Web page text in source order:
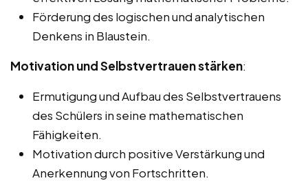
Förderung des logischen und analytischen
Denkens in Blaustein.
Motivation und Selbstvertrauen stärken:
Ermutigung und Aufbau des Selbstvertrauens
des Schülers in seine mathematischen
Fähigkeiten.
Motivation durch positive Verstärkung und
Anerkennung von Fortschritten.